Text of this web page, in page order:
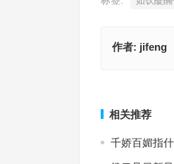
作者: jifeng
相关推荐
千娇百媚指